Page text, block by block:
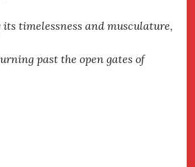
timelessness and musculature,
past the open gates of